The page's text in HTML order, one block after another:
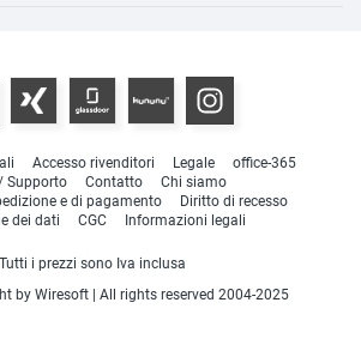
Accesso rivenditori Legale
office-365
Supporto
Contatto
Chi siamo
e di pagamento
Diritto di recesso
dei dati
CGC Informazioni legali
Tutti i prezzi sono Iva inclusa
by Wiresoft | All rights reserved 2004-2025